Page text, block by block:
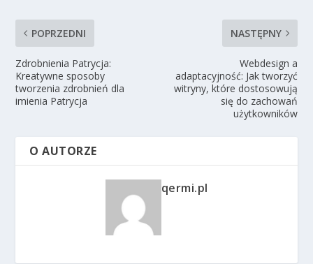
POPRZEDNI
Zdrobnienia Patrycja:
Kreatywne sposoby
tworzenia zdrobnień dla
imienia Patrycja
NASTĘPNY
Webdesign a
adaptacyjność: Jak tworzyć
witryny, które dostosowują
się do zachowań
użytkowników
O AUTORZE
qermi.pl